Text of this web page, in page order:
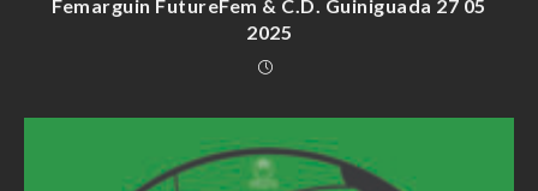
Femarguin FutureFem & C.D. Guiniguada 27 05
2025